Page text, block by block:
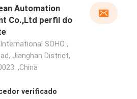
Automation
Co.,Ltd perfil do
SOHO ,
Jianghan District,
,China
verificado